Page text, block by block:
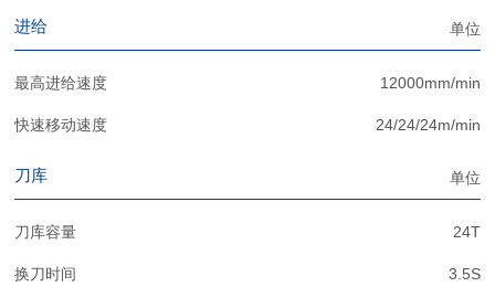
进给 单位
最高进给速度 12000mm/min
快速移动速度 24/24/24m/min
刀库 单位
刀库容量 24T
换刀时间 3.5S